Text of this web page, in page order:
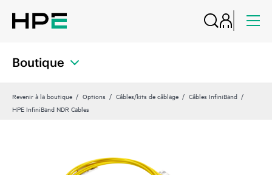
Boutique
Revenir à la boutique Options Câbles/kits de câblage
Câbles InfiniBand
HPE InfiniBand NDR Cables